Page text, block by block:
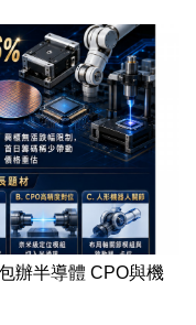
辦半導體 CPO與機